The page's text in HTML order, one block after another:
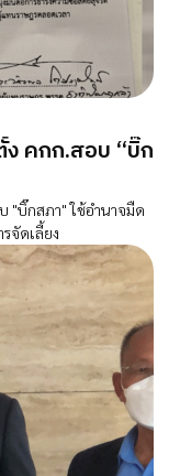
ก.สอบ “บิ๊ก
"บิ๊กสภา" ใช้อำนาจมืด
จัดเลี้ยง